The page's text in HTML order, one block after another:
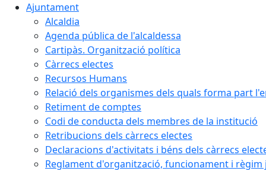
Ajuntament
Alcaldia
Agenda pública de l'alcaldessa
Cartipàs. Organització política
Càrrecs electes
Recursos Humans
Relació dels organismes dels quals forma part
Retiment de comptes
Codi de conducta dels membres de la institució
Retribucions dels càrrecs electes
Declaracions d'activitats i béns dels càrrecs
Reglament d'organització, funcionament i règim